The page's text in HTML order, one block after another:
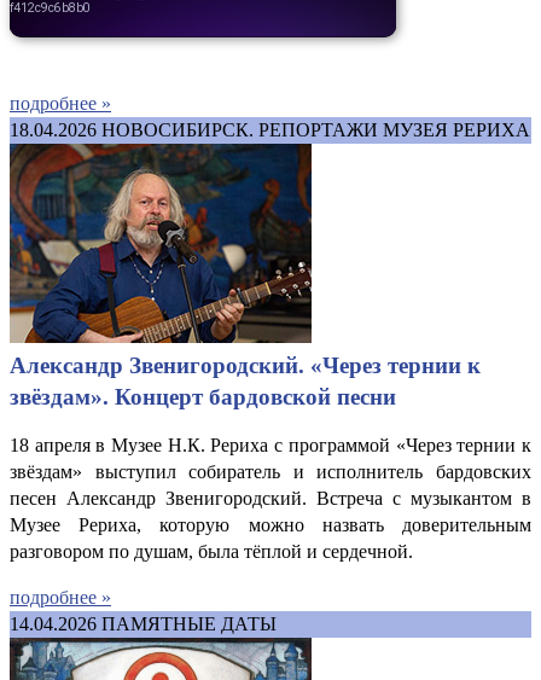
подробнее »
18.04.2026 НОВОСИБИРСК. РЕПОРТАЖИ МУЗЕЯ РЕРИХА
Александр Звенигородский. «Через тернии к
звёздам». Концерт бардовской песни
18 апреля в Музее Н.К. Рериха с программой «Через тернии к
звёздам» выступил собиратель и исполнитель бардовских
песен Александр Звенигородский. Встреча с музыкантом в
Музее Рериха, которую можно назвать доверительным
разговором по душам, была тёплой и сердечной.
подробнее »
14.04.2026 ПАМЯТНЫЕ ДАТЫ